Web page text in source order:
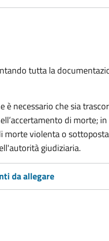
tutta la
è necessario che sia
di morte;
morte violenta o
giudiziaria.
da allegare